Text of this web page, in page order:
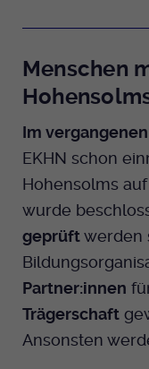
Menschen
Im
EKHN schon
Hohensolms
wurde
geprüftwerden
Partner:innen
Trägerschaft
Ansonsten